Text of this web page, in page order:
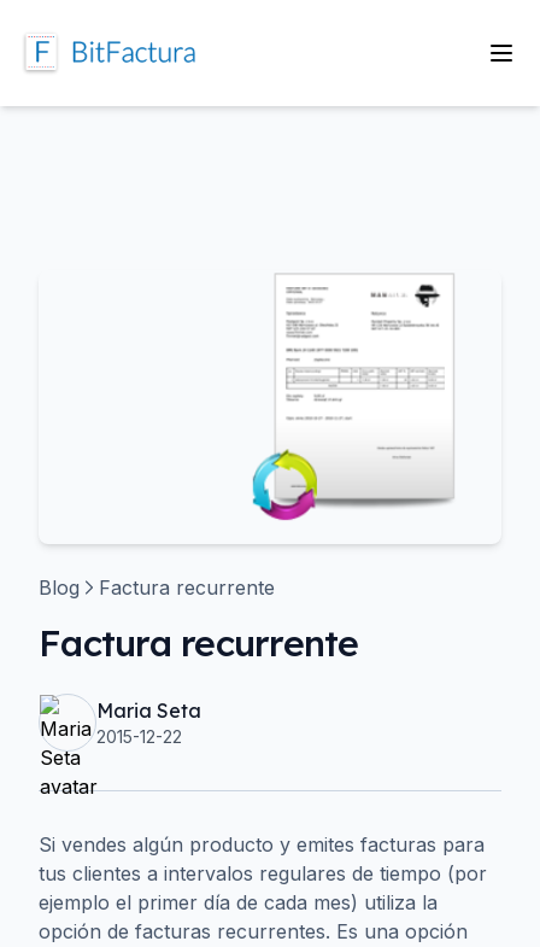
Blog Factura recurrente
Factura recurrente
Maria Seta
2015-12-22
Si vendes algún producto y emites facturas para
tus clientes a intervalos regulares de tiempo (por
ejemplo el primer día de cada mes) utiliza la
opción de facturas recurrentes. Es una opción